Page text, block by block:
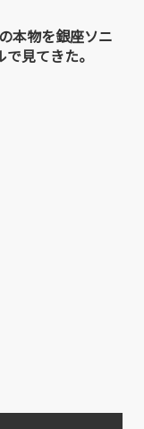
本物を銀座ソニ
で見てきた。